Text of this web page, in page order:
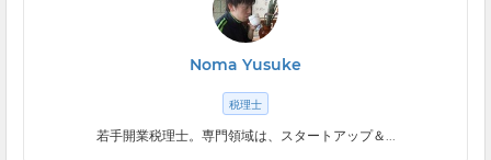
Noma Yusuke
税理士
若手開業税理士。専門領域は、スタートアップ＆...